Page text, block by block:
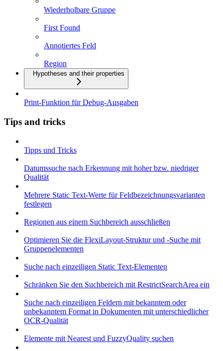
Wiederholbare Gruppe
First Found
Annotiertes Feld
Region
Hypotheses and their properties
Print-Funktion für Debug-Ausgaben
Tips and tricks
Tipps und Tricks
Datumssuche nach Erkennung mit hoher bzw. niedriger
Qualität
Mehrere Static Text-Werte für Feldbezeichnungsvarianten
festlegen
Regionen aus einem Suchbereich ausschließen
Optimieren Sie die FlexiLayout-Struktur und -Suche mit
Gruppenelementen
Suche nach einzeiligen Static Text-Elementen
Schränken Sie den Suchbereich mit RestrictSearchArea ein
Suche nach einzeiligen Feldern mit bekanntem oder
unbekanntem Format in Dokumenten mit unterschiedlicher
OCR-Qualität
Elemente mit Nearest und FuzzyQuality suchen